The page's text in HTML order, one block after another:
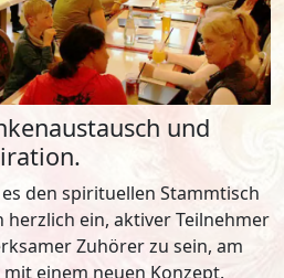
und
den spirituellen Stammtisch
herzlich ein, aktiver Teilnehmer
Zuhörer zu sein, am
einem neuen Konzept.